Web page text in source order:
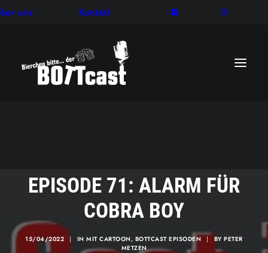
uns Kontakt
EPISODE 71: ALARM FÜR
COBRA BOY
15/04/2022 | INMIT CARTOON, BOTTCAST EPISODEN | BYPETER
METZEN